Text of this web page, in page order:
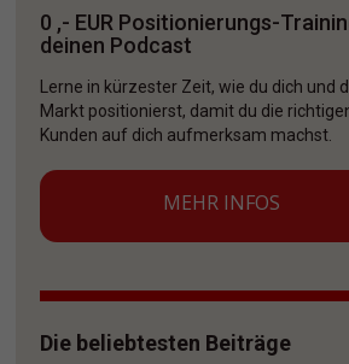
0 ,- EUR Positionierungs-
deinen Podcast
Lerne in kürzester Zeit, wie du dich und
Markt positionierst, damit du die
Kunden auf dich aufmerksam machst.
MEHR INFOS
Die beliebtesten Beiträge